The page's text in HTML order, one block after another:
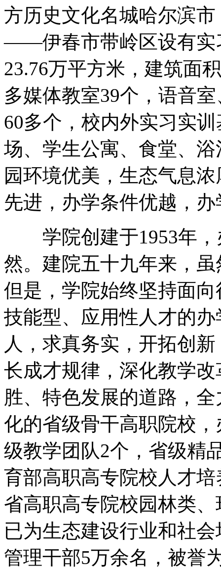
方历史文化名城哈尔滨
——伊春市带岭区设有实
23.76万平方米，建筑面
多媒体教室39个，语音
60多个，校内外实习实
场、学生公寓、食堂、
园环境优美，生态气息
先进，办学条件优越，
学院创建于1953年，
然。建院五十九年来，
但是，学院始终坚持面
技能型、应用性人才的
人，求真务实，开拓创
长成才规律，深化教学
胜、特色发展的道路，
化的省级骨干高职院校
级教学团队2个，省级精
育部高职高专院校人才
省高职高专院校园林类
已为生态建设行业和社
管理干部5万余名，被誉